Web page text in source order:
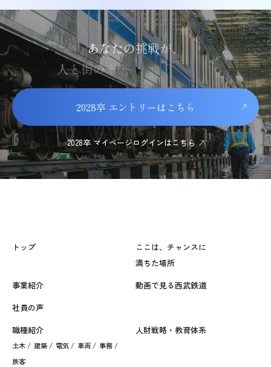
あなたの挑戦が、
人と街の未来を動かしていく
2028卒 エントリーはこちら
2028卒 マイページログインはこちら
トップ
ここは、チャンスに
満ちた場所
事業紹介
動画で見る西武鉄道
社員の声
職種紹介
土木 / 建築 / 電気 / 車両 / 事務 /
旅客
人財戦略・教育体系